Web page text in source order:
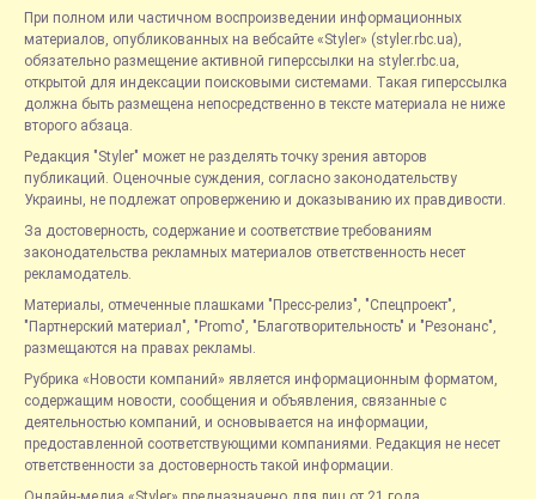
При полном или частичном воспроизведении информационных
материалов, опубликованных на вебсайте «Styler» (styler.rbc.ua),
обязательно размещение активной гиперссылки на styler.rbc.ua,
открытой для индексации поисковыми системами. Такая гиперссылка
должна быть размещена непосредственно в тексте материала не ниже
второго абзаца.
Редакция "Styler" может не разделять точку зрения авторов
публикаций. Оценочные суждения, согласно законодательству
Украины, не подлежат опровержению и доказыванию их правдивости.
За достоверность, содержание и соответствие требованиям
законодательства рекламных материалов ответственность несет
рекламодатель.
Материалы, отмеченные плашками "Пресс-релиз", "Спецпроект",
"Партнерский материал", "Promo", "Благотворительность" и "Резонанс",
размещаются на правах рекламы.
Рубрика «Новости компаний» является информационным форматом,
содержащим новости, сообщения и объявления, связанные с
деятельностью компаний, и основывается на информации,
предоставленной соответствующими компаниями. Редакция не несет
ответственности за достоверность такой информации.